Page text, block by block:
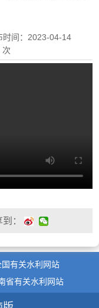
间：2023-04-14
次
：
国有关水利网站
省有关水利网站